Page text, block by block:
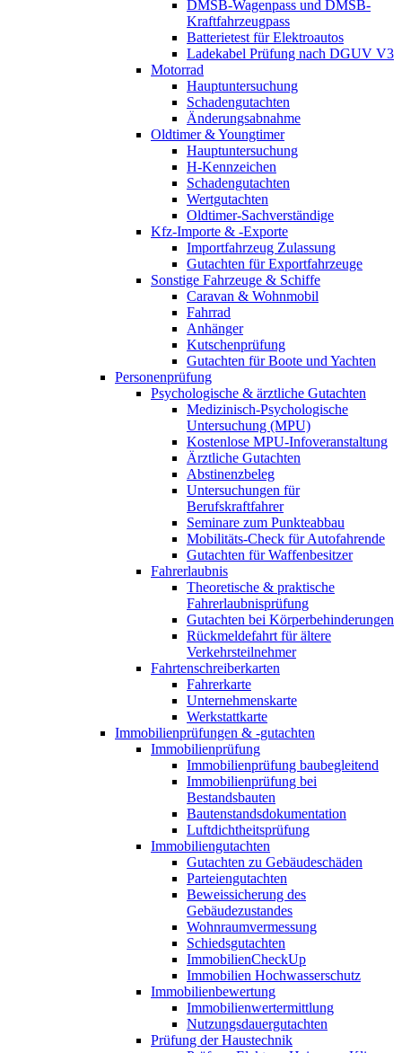
DMSB-Wagenpass und DMSB-
Kraftfahrzeugpass
Batterietest für Elektroautos
Ladekabel Prüfung nach DGUV V3
Motorrad
Hauptuntersuchung
Schadengutachten
Änderungsabnahme
Oldtimer & Youngtimer
Hauptuntersuchung
H-Kennzeichen
Schadengutachten
Wertgutachten
Oldtimer-Sachverständige
Kfz-Importe & -Exporte
Importfahrzeug Zulassung
Gutachten für Exportfahrzeuge
Sonstige Fahrzeuge & Schiffe
Caravan & Wohnmobil
Fahrrad
Anhänger
Kutschenprüfung
Gutachten für Boote und Yachten
Personenprüfung
Psychologische & ärztliche Gutachten
Medizinisch-Psychologische
Untersuchung (MPU)
Kostenlose MPU-Infoveranstaltung
Ärztliche Gutachten
Abstinenzbeleg
Untersuchungen für
Berufskraftfahrer
Seminare zum Punkteabbau
Mobilitäts-Check für Autofahrende
Gutachten für Waffenbesitzer
Fahrerlaubnis
Theoretische & praktische
Fahrerlaubnisprüfung
Gutachten bei Körperbehinderungen
Rückmeldefahrt für ältere
Verkehrsteilnehmer
Fahrtenschreiberkarten
Fahrerkarte
Unternehmenskarte
Werkstattkarte
Immobilienprüfungen & -gutachten
Immobilienprüfung
Immobilienprüfung baubegleitend
Immobilienprüfung bei
Bestandsbauten
Bautenstandsdokumentation
Luftdichtheitsprüfung
Immobiliengutachten
Gutachten zu Gebäudeschäden
Parteiengutachten
Beweissicherung des
Gebäudezustandes
Wohnraumvermessung
Schiedsgutachten
ImmobilienCheckUp
Immobilien Hochwasserschutz
Immobilienbewertung
Immobilienwertermittlung
Nutzungsdauergutachten
Prüfung der Haustechnik